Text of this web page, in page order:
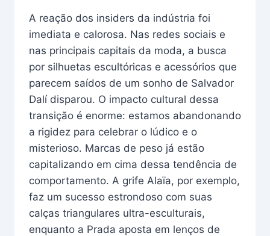
A reação dos insiders da indústria foi
imediata e calorosa. Nas redes sociais e
nas principais capitais da moda, a busca
por silhuetas escultóricas e acessórios que
parecem saídos de um sonho de Salvador
Dalí disparou. O impacto cultural dessa
transição é enorme: estamos abandonando
a rigidez para celebrar o lúdico e o
misterioso. Marcas de peso já estão
capitalizando em cima dessa tendência de
comportamento. A grife Alaïa, por exemplo,
faz um sucesso estrondoso com suas
calças triangulares ultra-esculturais,
enquanto a Prada aposta em lenços de